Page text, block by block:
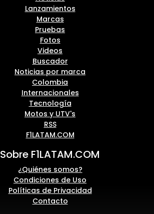
Lanzamientos
Marcas
Pruebas
Fotos
Videos
Buscador
Noticias por marca
Colombia
Internacionales
Tecnología
Motos y UTV's
RSS
F1LATAM.COM
Sobre F1LATAM.COM
¿Quiénes somos?
Condiciones de Uso
Políticas de Privacidad
Contacto